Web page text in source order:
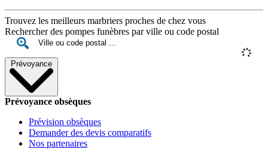
Trouvez les meilleurs marbriers proches de chez vous
Rechercher des pompes funèbres par ville ou code postal
Prévoyance
Prévoyance obsèques
Prévision obsèques
Demander des devis comparatifs
Nos partenaires